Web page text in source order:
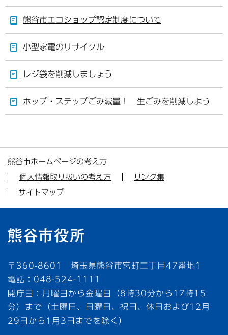
熊谷市エコショップ認定制度について
小型家電のリサイクル
レジ袋を削減しましょう
ホップ・ステップごみ減量！ 生ごみを削減しよう
熊谷市ホームページの考え方
個人情報取り扱いの考え方
リンク集
サイトマップ
〒360-8601 埼玉県熊谷市宮町二丁目47番地1
電話：048-524-1111
開庁日：月曜日から金曜日（8時30分から17時15
分）まで（土曜日、日曜日、祝日、休日および12月
29日から1月3日までを除く）